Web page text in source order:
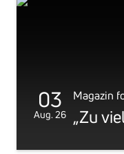
03
Aug. 26
Magazin
„Zu